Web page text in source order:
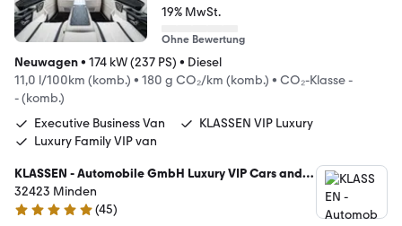
19% MwSt.
Ohne Bewertung
Neuwagen• 174 kW (237 PS) • Diesel
11,0 l/100km (komb.) • 180 g CO₂/km (komb.) • CO₂-Klasse -
- (komb.)
Executive Business Van
KLASSEN VIP Luxury
Luxury Family VIP van
KLASSEN - Automobile GmbH Luxury VIP Cars and
Vans
32423 Minden
5 Sterne
(45)